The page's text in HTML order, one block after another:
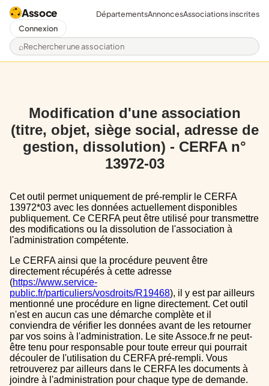
Assoce
Rechercher une association
DépartementsAnnoncesAssociations inscrites
Connexion
Modification d'une association
(titre, objet, siège social, adresse de
gestion, dissolution) - CERFA n°
13972-03
Cet outil permet uniquement de pré-remplir le CERFA
13972*03 avec les données actuellement disponibles
publiquement. Ce CERFA peut être utilisé pour transmettre
des modifications ou la dissolution de l'association à
l'administration compétente.
Le CERFA ainsi que la procédure peuvent être
directement récupérés à cette adresse
(https://www.service-
public.fr/particuliers/vosdroits/R19468), il y est par ailleurs
mentionné une procédure en ligne directement. Cet outil
n'est en aucun cas une démarche complète et il
conviendra de vérifier les données avant de les retourner
par vos soins à l'administration. Le site Assoce.fr ne peut-
être tenu pour responsable pour toute erreur qui pourrait
découler de l'utilisation du CERFA pré-rempli. Vous
retrouverez par ailleurs dans le CERFA les documents à
joindre à l'administration pour chaque type de demande.